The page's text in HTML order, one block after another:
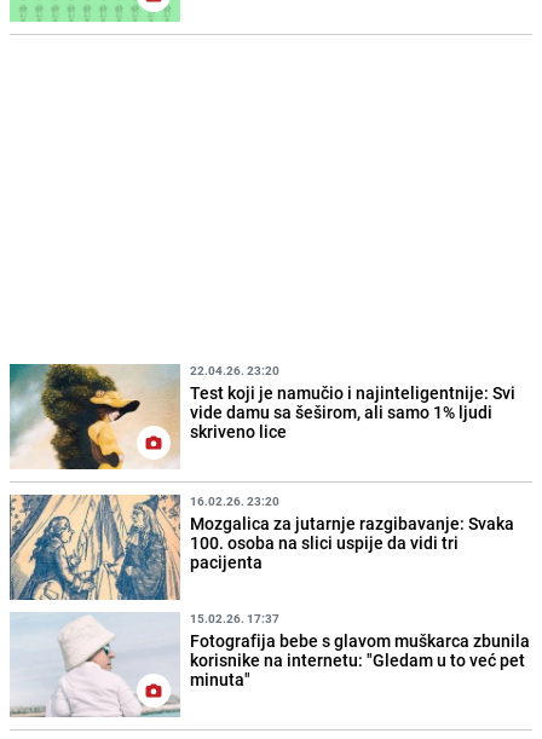
22.04.26. 23:20
Test koji je namučio i najinteligentnije: Svi
vide damu sa šeširom, ali samo 1% ljudi
skriveno lice
16.02.26. 23:20
Mozgalica za jutarnje razgibavanje: Svaka
100. osoba na slici uspije da vidi tri
pacijenta
15.02.26. 17:37
Fotografija bebe s glavom muškarca zbunila
korisnike na internetu: "Gledam u to već pet
minuta"